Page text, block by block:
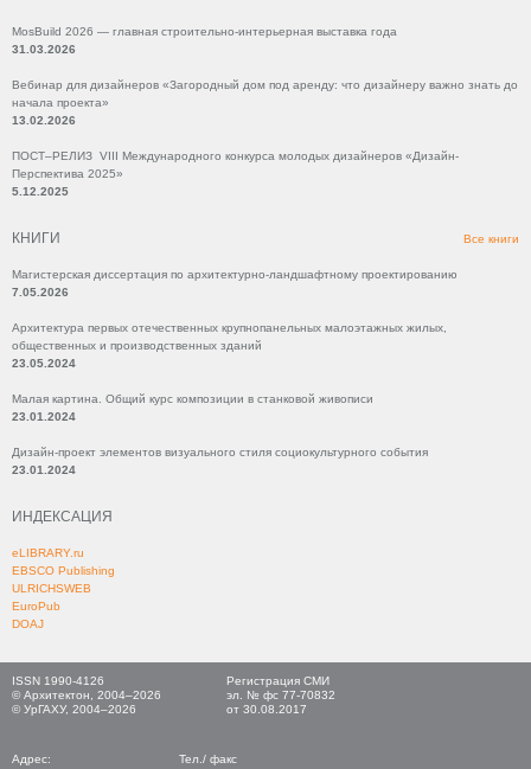
MosBuild 2026 — главная строительно-интерьерная выставка года
31.03.2026
Вебинар для дизайнеров «Загородный дом под аренду: что дизайнеру важно знать до
начала проекта»
13.02.2026
ПОСТ–РЕЛИЗ VIII Международного конкурса молодых дизайнеров «Дизайн-
Перспектива 2025»
5.12.2025
КНИГИ Все книги
Магистерская диссертация по архитектурно-ландшафтному проектированию
7.05.2026
Архитектура первых отечественных крупнопанельных малоэтажных жилых,
общественных и производственных зданий
23.05.2024
Малая картина. Общий курс композиции в станковой живописи
23.01.2024
Дизайн-проект элементов визуального стиля социокультурного события
23.01.2024
ИНДЕКСАЦИЯ
eLIBRARY.ru
EBSCO Publishing
ULRICHSWEB
EuroPub
DOAJ
ISSN 1990-4126
© Архитектон, 2004–2026
© УрГАХУ, 2004–2026
Регистрация СМИ
эл. № фс 77-70832
от 30.08.2017
Адрес:
Тел./ факс